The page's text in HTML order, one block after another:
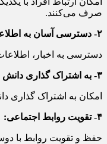
صرف می‌کنند.
۲- دسترسی آسان به اطلاعات:
دسترسی به اخبار،
۳- به اشتراک گذاری دانش و تجربیات:
امکان به اشتراک گذاری
۴- تقویت روابط اجتماعی:
حفظ و تقویت روابط با